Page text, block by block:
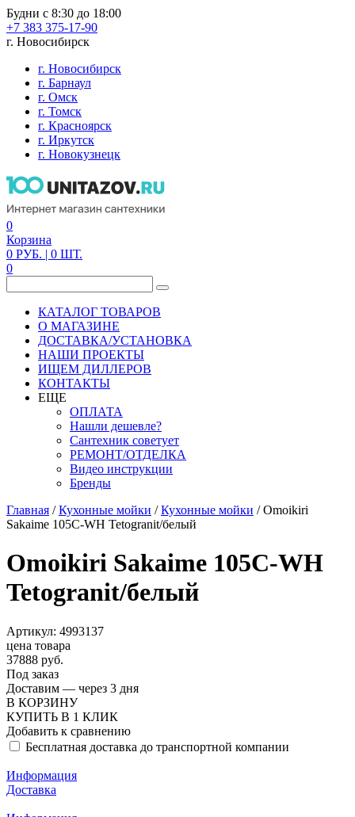
Будни с 8:30 до 18:00
+7 383 375-17-90
г. Новосибирск
г. Новосибирск
г. Барнаул
г. Омск
г. Томск
г. Красноярск
г. Иркутск
г. Новокузнецк
0
Корзина
0 РУБ. | 0 ШТ.
0
КАТАЛОГ ТОВАРОВ
О МАГАЗИНЕ
ДОСТАВКА/УСТАНОВКА
НАШИ ПРОЕКТЫ
ИЩЕМ ДИЛЛЕРОВ
КОНТАКТЫ
ЕЩЕ
ОПЛАТА
Нашли дешевле?
Сантехник советует
РЕМОНТ/ОТДЕЛКА
Видео инструкции
Бренды
Главная /Кухонные мойки /Кухонные мойки /Omoikiri
Sakaime 105C-WH Tetogranit/белый
Omoikiri Sakaime 105C-WH
Tetogranit/белый
Артикул: 4993137
цена товара
37888 руб.
Под заказ
Доставим — через 3 дня
В КОРЗИНУ
КУПИТЬ В 1 КЛИК
Добавить к сравнению
Бесплатная доставка до транспортной компании
Информация
Доставка